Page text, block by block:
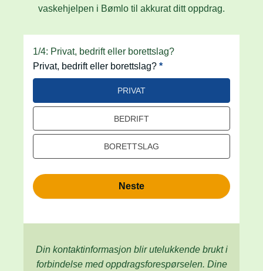
vaskehjelpen i Bømlo til akkurat ditt oppdrag.
hero
1/4: Privat, bedrift eller borettslag?
Privat, bedrift eller borettslag? *
PRIVAT
BEDRIFT
BORETTSLAG
Neste
Din kontaktinformasjon blir utelukkende brukt i
forbindelse med oppdrags­forespørselen. Dine